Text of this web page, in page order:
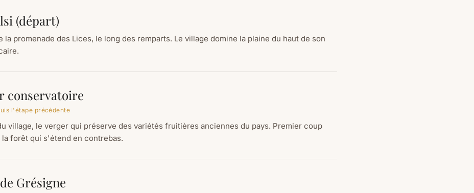
(départ)
la promenade des Lices, le long des remparts. Le village domine la plaine du haut de son
conservatoire
l'étape précédente
village, le verger qui préserve des variétés fruitières anciennes du pays. Premier coup
forêt qui s'étend en contrebas.
Grésigne